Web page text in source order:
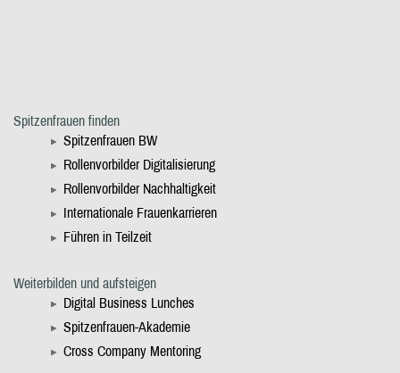
Spitzenfrauen finden
Spitzenfrauen BW
Rollenvorbilder Digitalisierung
Rollenvorbilder Nachhaltigkeit
Internationale Frauenkarrieren
Führen in Teilzeit
Weiterbilden und aufsteigen
Digital Business Lunches
Spitzenfrauen-Akademie
Cross Company Mentoring